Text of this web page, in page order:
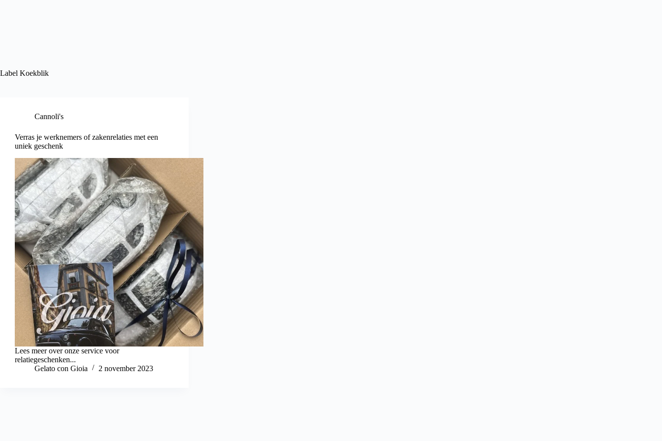
Label Koekblik
Cannoli's
Verras je werknemers of zakenrelaties met een
uniek geschenk
Lees meer over onze service voor
relatiegeschenken...
Gelato con Gioia
2 november 2023